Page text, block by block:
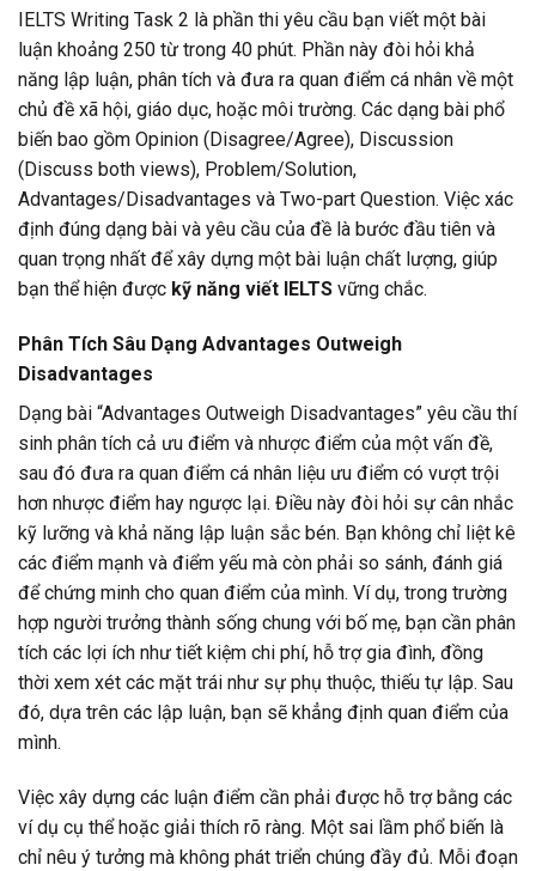
IELTS Writing Task 2 là phần thi yêu cầu bạn viết một bài
luận khoảng 250 từ trong 40 phút. Phần này đòi hỏi khả
năng lập luận, phân tích và đưa ra quan điểm cá nhân về một
chủ đề xã hội, giáo dục, hoặc môi trường. Các dạng bài phổ
biến bao gồm Opinion (Disagree/Agree), Discussion
(Discuss both views), Problem/Solution,
Advantages/Disadvantages và Two-part Question. Việc xác
định đúng dạng bài và yêu cầu của đề là bước đầu tiên và
quan trọng nhất để xây dựng một bài luận chất lượng, giúp
bạn thể hiện được kỹ năng viết IELTS vững chắc.
Phân Tích Sâu Dạng Advantages Outweigh
Disadvantages
Dạng bài “Advantages Outweigh Disadvantages” yêu cầu thí
sinh phân tích cả ưu điểm và nhược điểm của một vấn đề,
sau đó đưa ra quan điểm cá nhân liệu ưu điểm có vượt trội
hơn nhược điểm hay ngược lại. Điều này đòi hỏi sự cân nhắc
kỹ lưỡng và khả năng lập luận sắc bén. Bạn không chỉ liệt kê
các điểm mạnh và điểm yếu mà còn phải so sánh, đánh giá
để chứng minh cho quan điểm của mình. Ví dụ, trong trường
hợp người trưởng thành sống chung với bố mẹ, bạn cần phân
tích các lợi ích như tiết kiệm chi phí, hỗ trợ gia đình, đồng
thời xem xét các mặt trái như sự phụ thuộc, thiếu tự lập. Sau
đó, dựa trên các lập luận, bạn sẽ khẳng định quan điểm của
mình.
Việc xây dựng các luận điểm cần phải được hỗ trợ bằng các
ví dụ cụ thể hoặc giải thích rõ ràng. Một sai lầm phổ biến là
chỉ nêu ý tưởng mà không phát triển chúng đầy đủ. Mỗi đoạn